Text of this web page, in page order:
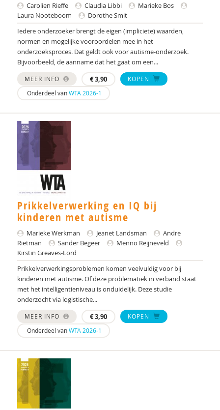
Carolien Rieffe Claudia Libbi
Marieke Bos
Laura Nooteboom
Dorothe Smit
Iedere onderzoeker brengt de eigen (impliciete) waarden,
normen en mogelijke vooroordelen mee in het
onderzoeksproces. Dat geldt ook voor autisme-onderzoek.
Bijvoorbeeld, de aanname dat het gaat om een...
MEER INFO €3,90
KOPEN
Onderdeel vanWTA 2026-1
Prikkelverwerking en IQ bij
kinderen met autisme
Marieke Werkman Jeanet Landsman
Andre
Rietman
Sander Begeer
Menno Reijneveld
Kirstin Greaves-Lord
Prikkelverwerkingsproblemen komen veelvuldig voor bij
kinderen met autisme. Of deze problematiek in verband staat
met het intelligentieniveau is onduidelijk. Deze studie
onderzocht via logistische...
MEER INFO €3,90
KOPEN
Onderdeel vanWTA 2026-1